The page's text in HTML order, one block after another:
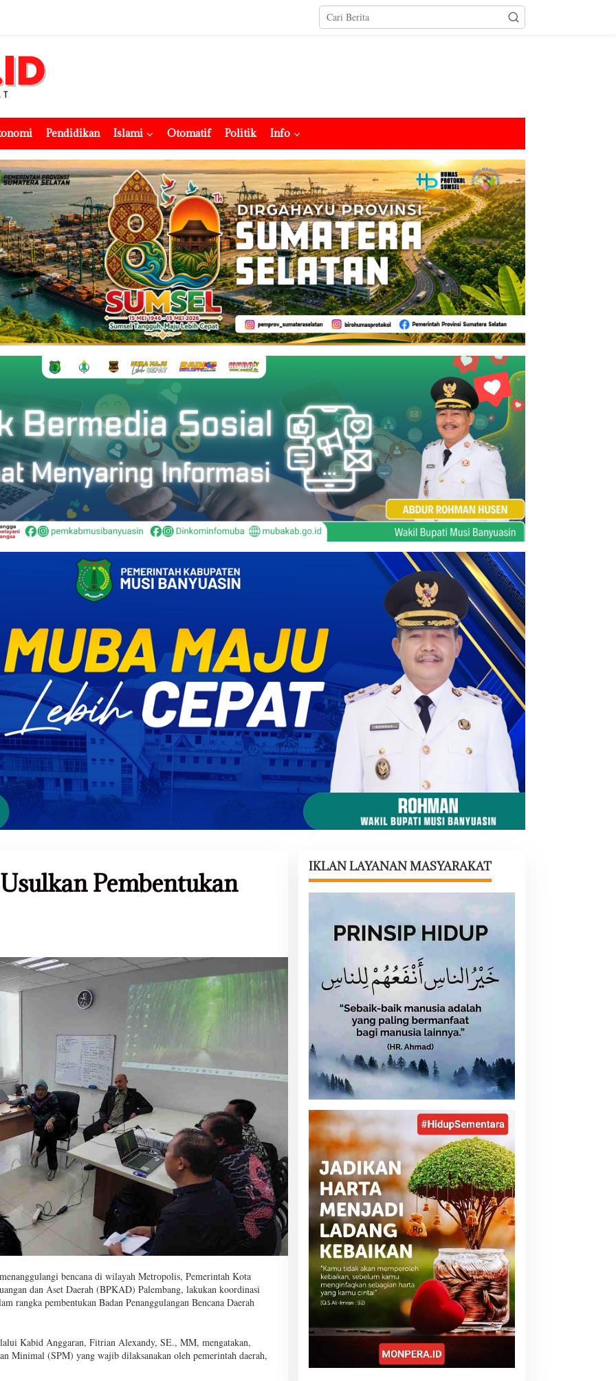
Pendidikan Islami Otomatif Politik Info
Pembentukan
bencana di wilayah Metropolis, Pemerintah Kota
dan Aset Daerah (BPKAD) Palembang, lakukan koordinasi
rangka pembentukan Badan Penanggulangan Bencana Daerah
Kabid Anggaran, Fitrian Alexandy, SE., MM, mengatakan,
Minimal (SPM) yang wajib dilaksanakan oleh pemerintah daerah,
IKLAN LAYANAN MASYARAKAT